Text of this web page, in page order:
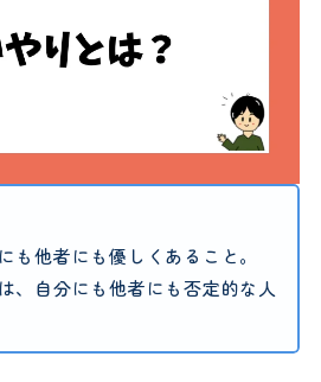
も他者にも優しくあること。
、自分にも他者にも否定的な人